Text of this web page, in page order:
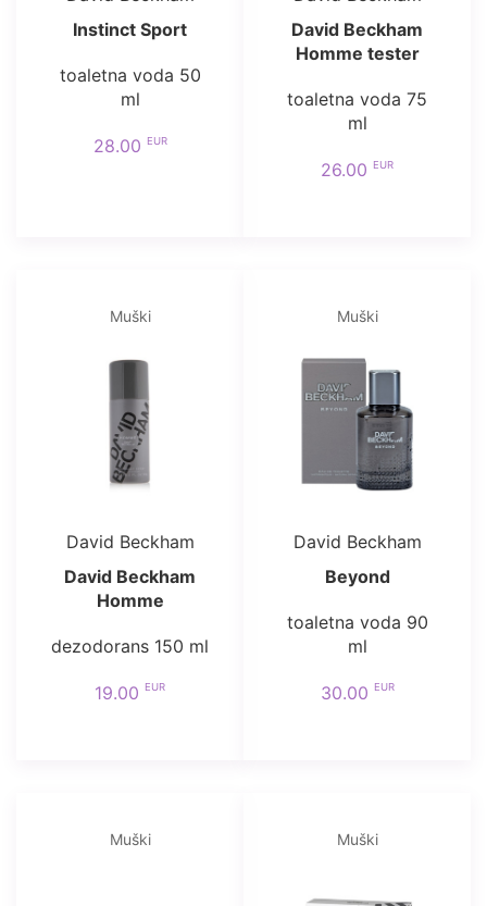
Instinct Sport
toaletna voda 50
ml
28.00 EUR
David Beckham
Homme tester
toaletna voda 75
ml
26.00 EUR
Muški
David Beckham
David Beckham
Homme
dezodorans 150 ml
19.00 EUR
Muški
David Beckham
Beyond
toaletna voda 90
ml
30.00 EUR
Muški Muški